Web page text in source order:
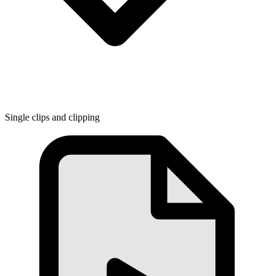
Single clips and clipping